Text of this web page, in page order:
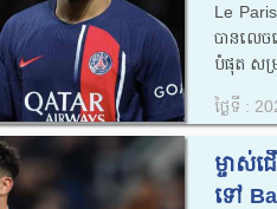
Le
បានលេច
បំផុត សម្
ថ្ងៃទី :
ម្ចាស់
ទៅ